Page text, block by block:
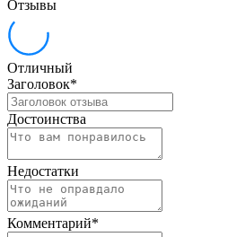
Отзывы
Отличный
Заголовок*
Достоинства
Недостатки
Комментарий*